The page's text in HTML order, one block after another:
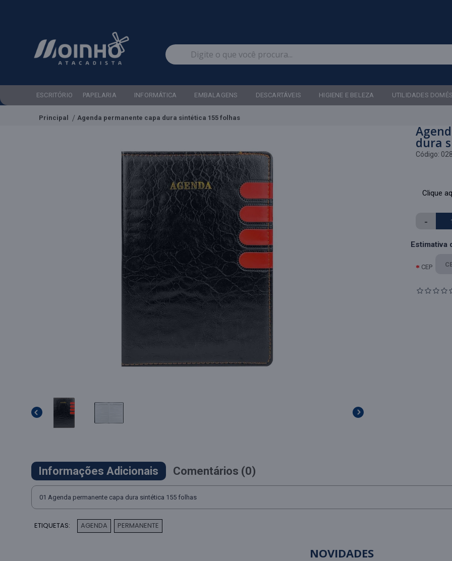
ESCRITÓRIO PAPELARIA INFORMÁTICA EMBALAGENS DESCARTÁVEIS HIGIENE E BELEZA UTILIDADES
Principal Agenda permanente capa dura sintética 155 folhas
dura
Código:
Clique
-
Estimativa
CEP
Informações Adicionais Comentários (0)
01 Agenda permanente capa dura sintética 155 folhas
ETIQUETAS: AGENDA PERMANENTE
NOVIDADES